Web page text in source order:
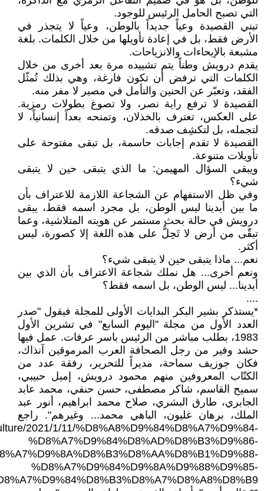
التي تصبح الحامل الرئيس للوجود.
تبني القصيدة وعياً جديداً بالوطن، وعياً لا يتجذر في
الأرض فقط، بل في إعادة تأويلها من خلال الكلمات. بلغة
مشبعة بالإيحاءات والانزياحات.
يقدم درويش وطناً يتم تشييده مرة بعد أخرى من خلال
الكلمات التي ترفض أن تكون فارغة، وهي بذلك تُمثّل
الفقد، وتعبّر عن الحنين والتأمل في مصير لا مفر منه.
القصيدة لا ترفع راية نصر، ولا تصوغ بطولات رمزية.
على العكس، تعترف بالخذلان، وتمنحه بعداً إنسانياً، لا
لتجمله، بل لتكشِف صدقه.
القصيدة لا تقدم إجابات حاسمة، بل تبقى مفتوحة على
تأويلات متنوعة.
ويبقى السؤال المهيمن: ما الذي يتبقى حين لا يتبقى
شيء؟
وفي ظل الاستفهام عن الشجاعة اللازمة للاعتراف بأن
ما بين أيدينا ليس الوطن، بل مجرد اسمه فقط، يبقى
درويش في حالة بحث مستمر عن هويته المتلاشية، وعما
تبقّى من أرض لا تَحِلُّ على هذه اللغة إلا كصورة، ليس
أكثر.
نعم... ماذا يتبقى حين لا يتبقى شيء؟
ونعم أخرى... هل نملك شجاعة الاعتراف بأن الذي بين
أيدينا... ليس الوطن، بل اسمه فقط؟
....
*يستذكر بشير البكر البدايات الأولى للمجلة فيقول "صدر
العدد الأول من مجلة "اليوم السابع" في تشرين الأول
1983، بطلب مباشر من الرئيس باسر عرفات. عمل فيها
حشد وفير من رجل الصحافة العرب المرموقين آنذاك،
فكان جوزيف سماحة، مديراً للتحرير، رفقة عدد من
الكتّاب المعروفين منهم محمود درويش، إميل حبيبي،
سميح القاسم، شاكر مصطفى، حسن حنفي، محمد عابد
الجابري، طارق البشري، صلاح محمد ابراهيم، أنور عبد
الملك، برهان غليون، الباهي محمد... وغيرهم". راجع
2021/1/11/%D8%A8%D9%84%D8%A7%D9%84-
%D8%A7%D9%84%D8%AD%D8%B3%D9%86-
%D8%A7%D9%84%D9%8A%D9%88%D9%85-